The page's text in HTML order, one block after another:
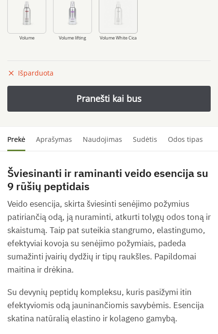
įvertinimų:
Volume Volume lifting Volume White Cica
Išparduota
Prekė Aprašymas Naudojimas Sudėtis Odos tipas
Šviesinanti ir raminanti veido esencija su
9 rūšių peptidais
Veido esencija, skirta šviesinti senėjimo požymius
patiriančią odą, ją nuraminti, atkurti tolygų odos toną ir
skaistumą. Taip pat suteikia stangrumo, elastingumo,
efektyviai kovoja su senėjimo požymiais, padeda
sumažinti įvairių dydžių ir tipų raukšles. Papildomai
maitina ir drėkina.
Su devynių peptidų kompleksu, kuris pasižymi itin
efektyviomis odą jauninančiomis savybėmis. Esencija
skatina natūralią elastino ir kolageno gamybą.